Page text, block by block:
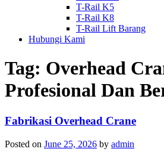
T-Rail K5
T-Rail K8
T-Rail Lift Barang
Hubungi Kami
Tag: Overhead
Profesional Dan
Fabrikasi Overhead Crane
Posted on June 25, 2026 by admin